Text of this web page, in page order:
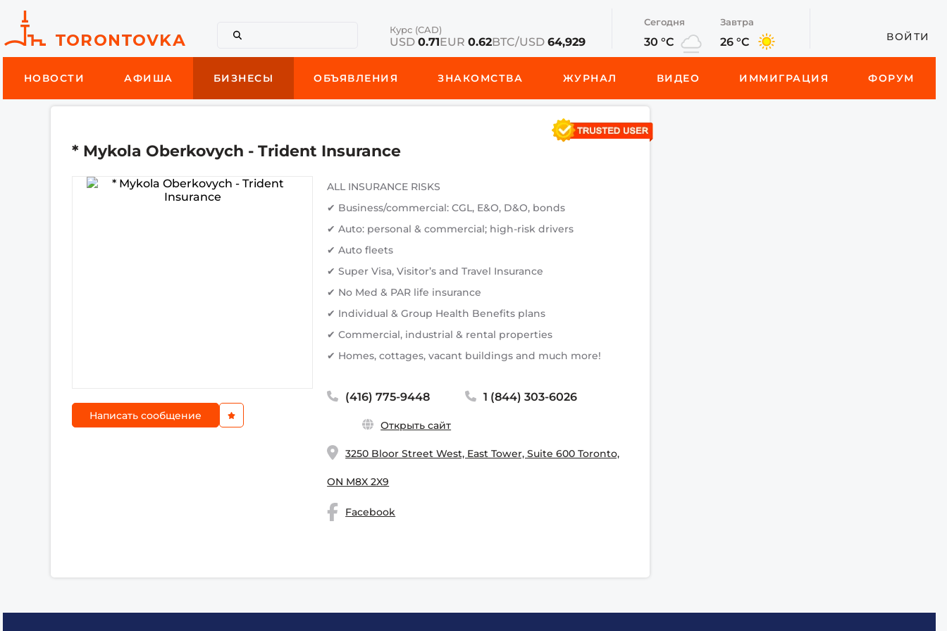
Курс (CAD)
USD 0.71EUR 0.62BTC/USD 64,929
Сегодня
30 °C
Завтра
26 °C ВОЙТИ
НОВОСТИ АФИША БИЗНЕСЫ ОБЪЯВЛЕНИЯ ЗНАКОМСТВА ЖУРНАЛ ВИДЕО ИММИГРАЦИЯ ФОРУМ
* Mykola Oberkovych - Trident Insurance
Написать сообщение
ALL INSURANCE RISKS
✔ Business/commercial: CGL, E&O, D&O, bonds
✔ Auto: personal & commercial; high-risk drivers
✔ Auto fleets
✔ Super Visa, Visitor’s and Travel Insurance
✔ No Med & PAR life insurance
✔ Individual & Group Health Benefits plans
✔ Commercial, industrial & rental properties
✔ Homes, cottages, vacant buildings and much more!
(416) 775-9448 1 (844) 303-6026
Открыть сайт
3250 Bloor Street West, East Tower, Suite 600 Toronto,
ON M8X 2X9
Facebook